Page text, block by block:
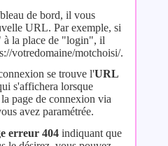
de bord, il vous
URL. Par exemple, si
à la place de "login", il
votredomaine/motchoisi/.
se trouve l'URL
s'affichera lorsque
page de connexion via
avez paramétrée.
erreur 404 indiquant que